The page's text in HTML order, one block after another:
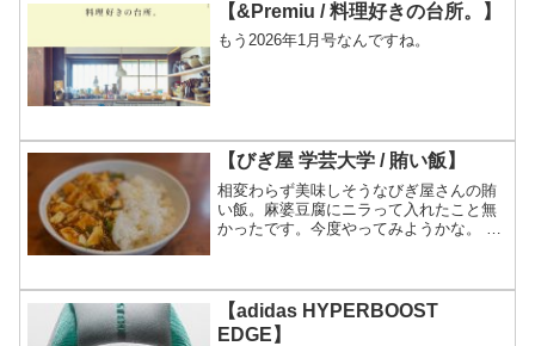
【&Premiu / 料理好きの台所。】
もう2026年1月号なんですね。
【びぎ屋 学芸大学 / 賄い飯】
相変わらず美味しそうなびぎ屋さんの賄
い飯。麻婆豆腐にニラって入れたこと無
かったです。今度やってみようかな。 こ
【adidas HYPERBOOST
EDGE】